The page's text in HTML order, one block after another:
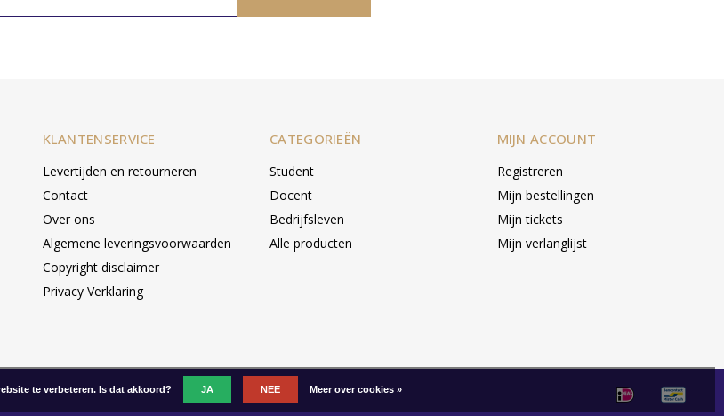
KLANTENSERVICE
Levertijden en retourneren
Contact
Over ons
Algemene leveringsvoorwaarden
Copyright disclaimer
Privacy Verklaring
CATEGORIEËN
Student
Docent
Bedrijfsleven
Alle producten
MIJN ACCOUNT
Registreren
Mijn bestellingen
Mijn tickets
Mijn verlanglijst
te verbeteren. Is dat akkoord? JA NEE Meer over cookies »